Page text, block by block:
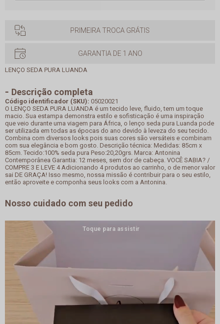
PRIMEIRA TROCA GRÁTIS
GARANTIA DE 1 ANO
LENÇO SEDA PURA LUANDA
Descrição completa
Código identificador (SKU): 05020021
O LENÇO SEDA PURA LUANDA é um tecido leve, fluido, tem um toque
macio. Sua estampa demonstra estilo e sofisticação é uma inspiração
que veio durante uma viagem para África, o lenço seda pura Luanda pode
ser utilizada em todas as épocas do ano devido à leveza do seu tecido.
Combina com diversos looks pois suas cores são versáteis e combinam
com sua elegância e bom gosto. Descrição técnica: Medidas: 85cm x
85cm. Tecido:100% seda pura Peso:20,20grs. Marca: Antonina
Contemporânea Garantia: 12 meses, sem dor de cabeça. VOCÊ SABIA? /
COMPRE 3 E LEVE 4 Adicionando 4 produtos ao carrinho, o de menor valor
sai DE GRAÇA! Isso mesmo, nossa missão é contribuir para o seu estilo,
então aproveite e componha seus looks com a Antonina.
Nosso cuidado com seu pedido